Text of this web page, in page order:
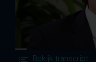
Bekijk transcript